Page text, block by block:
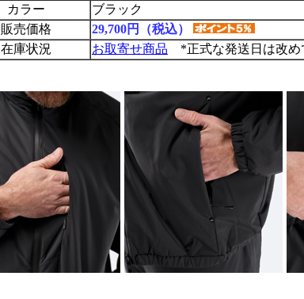
カラー
ブラック
販売価格
29,700円（税込）
在庫状況
お取寄せ商品 *正式な発送日は改め